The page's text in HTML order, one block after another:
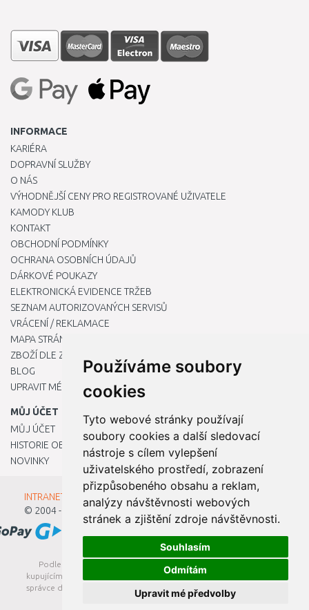
Používáme soubory
cookies
Tyto webové stránky používají
soubory cookies a další sledovací
nástroje s cílem vylepšení
uživatelského prostředí, zobrazení
přizpůsobeného obsahu a reklam,
analýzy návštěvnosti webových
stránek a zjištění zdroje návštěvnosti.
Souhlasím
Odmítám
Upravit mé předvolby
INFORMACE
KARIÉRA
DOPRAVNÍ SLUŽBY
O NÁS
VÝHODNĚJŠÍ CENY PRO REGISTROVANÉ UŽIVATELE
KAMODY KLUB
KONTAKT
OBCHODNÍ PODMÍNKY
OCHRANA OSOBNÍCH ÚDAJŮ
DÁRKOVÉ POUKAZY
ELEKTRONICKÁ EVIDENCE TRŽEB
SEZNAM AUTORIZOVANÝCH SERVISŮ
VRÁCENÍ / REKLAMACE
MAPA STRÁNKY
ZBOŽÍ DLE ZNAČEK
BLOG
UPRAVIT MÉ PŘEDVOLBY COOKIES
MŮJ ÚČET
MŮJ ÚČET
HISTORIE OBJEDNÁVEK
NOVINKY
INTRANET - Přihlášení pro zaměstnance
© 2004 - 2026
Kamody s.r.o.
Podle zákona o evidenci tržeb je prodávající povinen vystavit
kupujícímu účtenku. Zároveň je povinen zaevidovat přijatou tržbu u
správce daně online; v případě technického výpadku pak nejpozději
do 48 hodin.